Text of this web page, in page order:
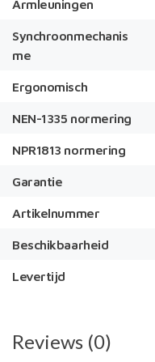
Armleuningen
Synchroonmechanis
me
Ergonomisch
NEN-1335 normering
NPR1813 normering
Garantie
Artikelnummer
Beschikbaarheid
Levertijd
Reviews (0)